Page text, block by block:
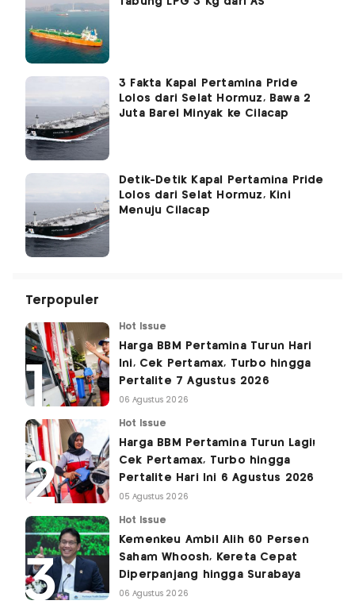
3 Fakta Kapal Pertamina Pride
Lolos dari Selat Hormuz, Bawa 2
Juta Barel Minyak ke Cilacap
Detik-Detik Kapal Pertamina Pride
Lolos dari Selat Hormuz, Kini
Menuju Cilacap
Terpopuler
Hot Issue
Harga BBM Pertamina Turun Hari
Ini, Cek Pertamax, Turbo hingga
Pertalite 7 Agustus 2026
06 Agustus 2026
Hot Issue
Harga BBM Pertamina Turun Lagi!
Cek Pertamax, Turbo hingga
Pertalite Hari Ini 6 Agustus 2026
05 Agustus 2026
Hot Issue
Kemenkeu Ambil Alih 60 Persen
Saham Whoosh, Kereta Cepat
Diperpanjang hingga Surabaya
06 Agustus 2026